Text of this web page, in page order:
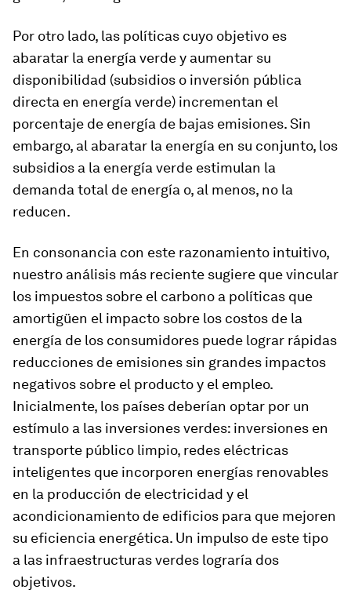
Por otro lado, las políticas cuyo objetivo es
abaratar la energía verde y aumentar su
disponibilidad (subsidios o inversión pública
directa en energía verde) incrementan el
porcentaje de energía de bajas emisiones. Sin
embargo, al abaratar la energía en su conjunto, los
subsidios a la energía verde estimulan la
demanda total de energía o, al menos, no la
reducen.
En consonancia con este razonamiento intuitivo,
nuestro análisis más reciente sugiere que vincular
los impuestos sobre el carbono a políticas que
amortigüen el impacto sobre los costos de la
energía de los consumidores puede lograr rápidas
reducciones de emisiones sin grandes impactos
negativos sobre el producto y el empleo.
Inicialmente, los países deberían optar por un
estímulo a las inversiones verdes: inversiones en
transporte público limpio, redes eléctricas
inteligentes que incorporen energías renovables
en la producción de electricidad y el
acondicionamiento de edificios para que mejoren
su eficiencia energética. Un impulso de este tipo
a las infraestructuras verdes lograría dos
objetivos.